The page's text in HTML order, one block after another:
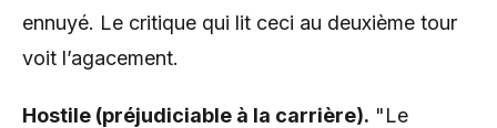
ennuyé. Le critique qui lit ceci au deuxième tour
voit l’agacement.
Hostile (préjudiciable à la carrière). "Le